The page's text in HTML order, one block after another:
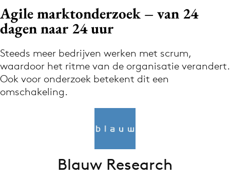
Volg het laatste nieuws via de Adformatie
Nieuws app
Agile marktonderzoek – van 24
dagen naar 24 uur
Steeds meer bedrijven werken met scrum,
waardoor het ritme van de organisatie verandert.
Ook voor onderzoek betekent dit een
omschakeling.
Blauw Research